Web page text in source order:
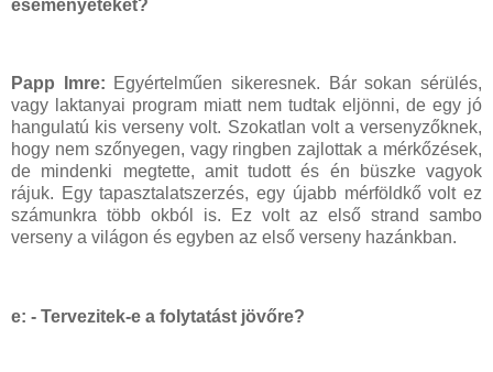
eseményeteket?
Papp Imre: Egyértelműen sikeresnek. Bár sokan sérülés,
vagy laktanyai program miatt nem tudtak eljönni, de egy jó
hangulatú kis verseny volt. Szokatlan volt a versenyzőknek,
hogy nem szőnyegen, vagy ringben zajlottak a mérkőzések,
de mindenki megtette, amit tudott és én büszke vagyok
rájuk. Egy tapasztalatszerzés, egy újabb mérföldkő volt ez
számunkra több okból is. Ez volt az első strand sambo
verseny a világon és egyben az első verseny hazánkban.
e: - Tervezitek-e a folytatást jövőre?